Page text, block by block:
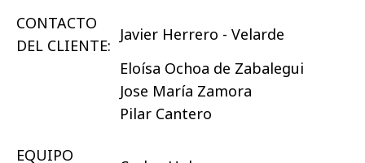
CONTACTO
DEL CLIENTE:
Javier Herrero - Velarde
Eloísa Ochoa de Zabalegui
Jose María Zamora
Pilar Cantero
EQUIPO